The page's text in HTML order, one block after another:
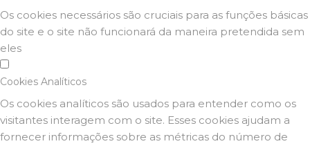
Os cookies necessários são cruciais para as funções básicas
do site e o site não funcionará da maneira pretendida sem
eles
Cookies Analíticos
Os cookies analíticos são usados para entender como os
visitantes interagem com o site. Esses cookies ajudam a
fornecer informações sobre as métricas do número de